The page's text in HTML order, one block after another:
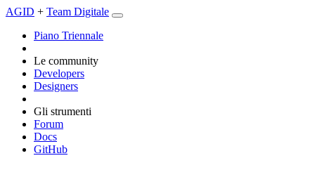
AGID + Team Digitale
Piano Triennale
Le community
Developers
Designers
Gli strumenti
Forum
Docs
GitHub